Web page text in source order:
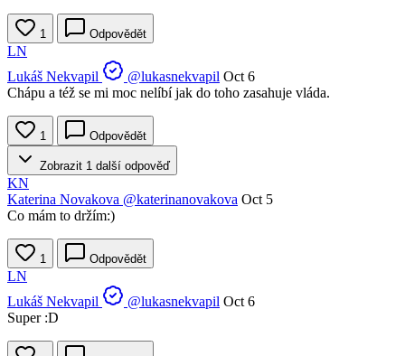
1 Odpovědět
LN
Lukáš Nekvapil
@lukasnekvapil Oct 6
Chápu a též se mi moc nelíbí jak do toho zasahuje vláda.
1 Odpovědět
Zobrazit 1 další odpověď
KN
Katerina Novakova @katerinanovakova Oct 5
Co mám to držím:)
1 Odpovědět
LN
Lukáš Nekvapil
@lukasnekvapil Oct 6
Super :D